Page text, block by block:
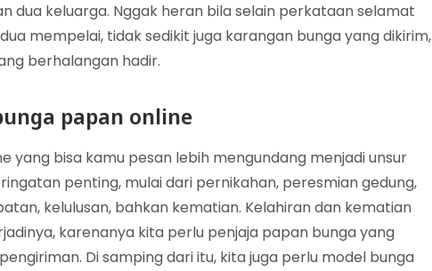
dua keluarga. Nggak heran bila selain perkataan selamat
mempelai, tidak sedikit juga karangan bunga yang dikirim,
berhalangan hadir.
papan online
yang bisa kamu pesan lebih mengundang menjadi unsur
penting, mulai dari pernikahan, peresmian gedung,
kelulusan, bahkan kematian. Kelahiran dan kematian
karenanya kita perlu penjaja papan bunga yang
Di samping dari itu, kita juga perlu model bunga